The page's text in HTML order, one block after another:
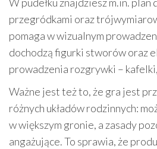
przegródkami oraz
pomaga w wizualnym
dochodzą figurki stworów oraz
prowadzenia rozgrywki –
Ważne jest też to, że gra jest
różnych układów rodzinnych:
w większym gronie, a zasady
angażujące. To sprawia, że